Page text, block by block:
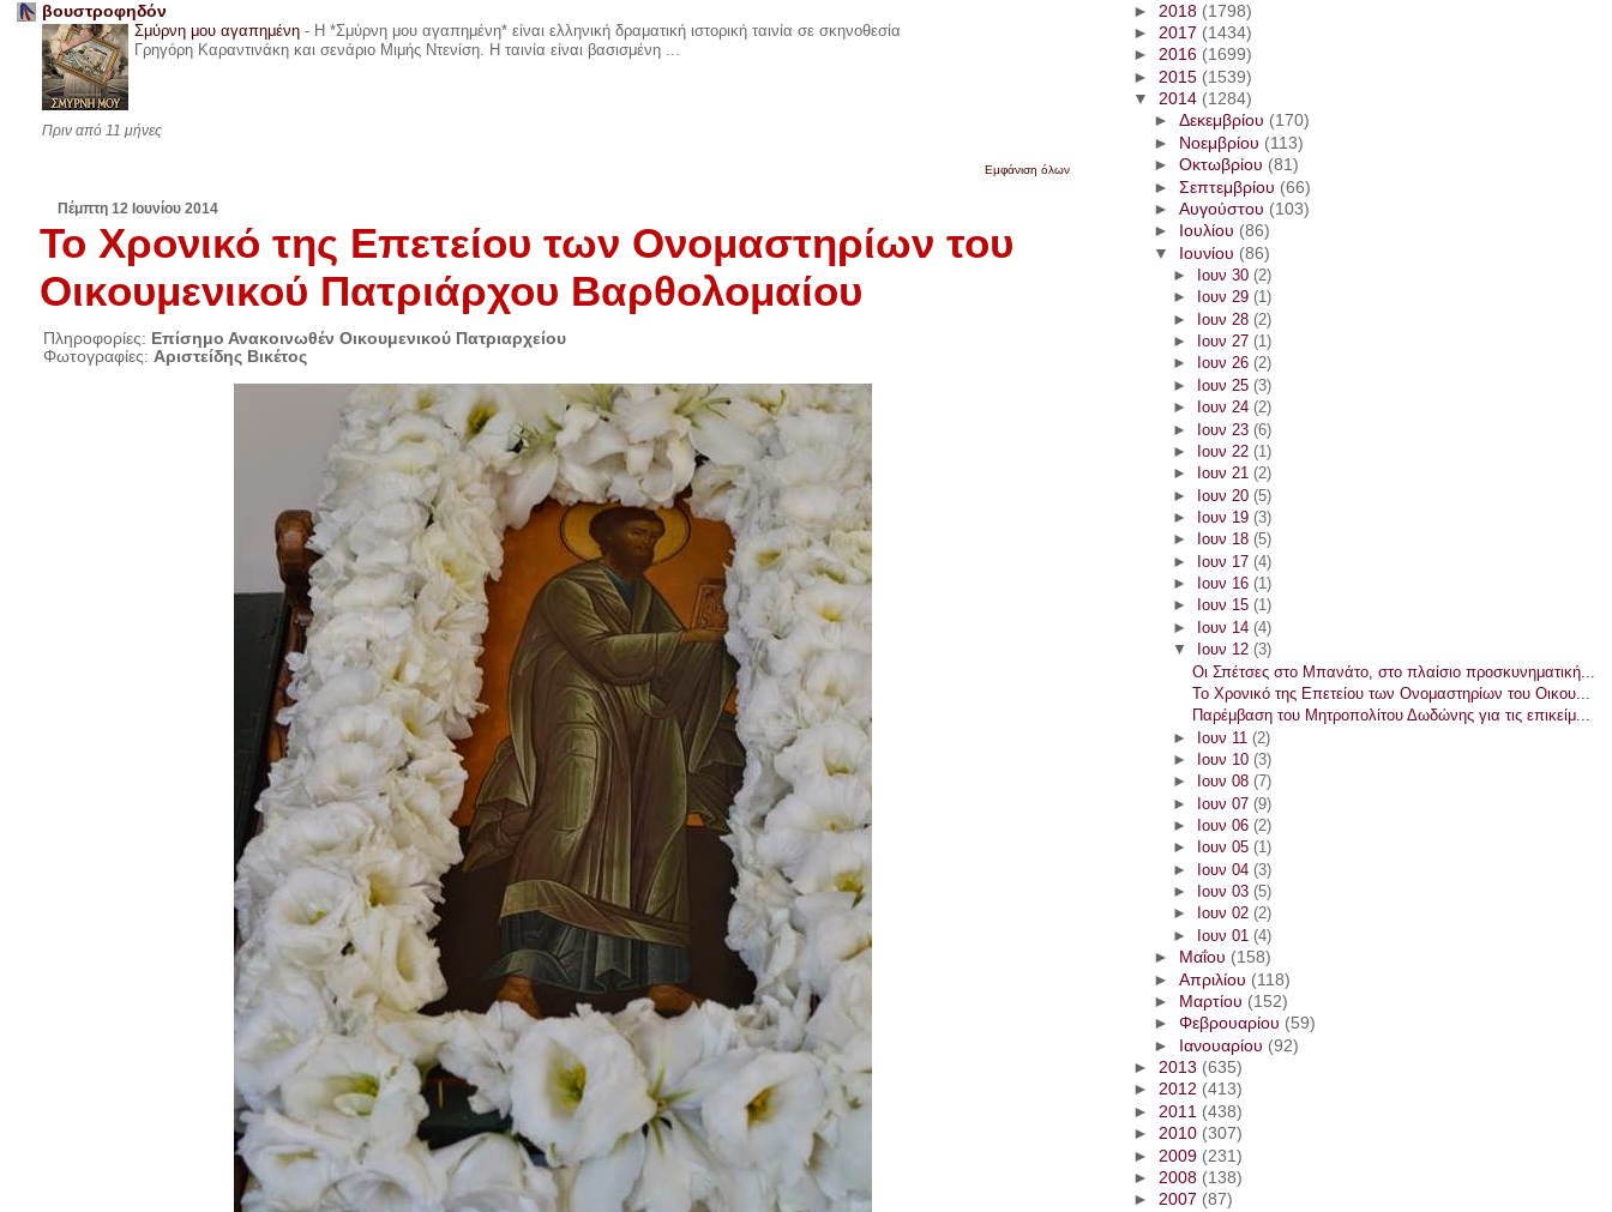
βουστροφηδόν
Σμύρνη μου αγαπημένη - Η *Σμύρνη μου αγαπημένη* είναι ελληνική δραματική ιστορική ταινία σε σκηνοθεσία
Γρηγόρη Καραντινάκη και σενάριο Μιμής Ντενίση. Η ταινία είναι βασισμένη ...
Πριν από 11 μήνες
Εμφάνιση όλων
Πέμπτη 12 Ιουνίου 2014
Το Χρονικό της Επετείου των Ονομαστηρίων του
Οικουμενικού Πατριάρχου Βαρθολομαίου
Πληροφορίες: Επίσημο Ανακοινωθέν Οικουμενικού Πατριαρχείου
Φωτογραφίες:Αριστείδης Βικέτος
► 2018 (1798)
► 2017 (1434)
►2016 (1699)
► 2015 (1539)
▼2014 (1284)
► Δεκεμβρίου (170)
►
Νοεμβρίου (113)
► Οκτωβρίου (81)
► Σεπτεμβρίου (66)
► Αυγούστου (103)
►
Ιουλίου (86)
▼ Ιουνίου (86)
►
Ιουν 30 (2)
►
Ιουν 29 (1)
►
Ιουν 28 (2)
►
Ιουν 27 (1)
►
Ιουν 26 (2)
►
Ιουν 25 (3)
►
Ιουν 24 (2)
► Ιουν 23 (6)
►
Ιουν 22 (1)
►
Ιουν 21 (2)
► Ιουν 20 (5)
►
Ιουν 19 (3)
►
Ιουν 18 (5)
► Ιουν 17 (4)
►
Ιουν 16 (1)
►
Ιουν 15 (1)
►
Ιουν 14 (4)
▼
Ιουν 12 (3)
Οι Σπέτσες στο Μπανάτο, στο πλαίσιο προσκυνηματική...
Το Χρονικό της Επετείου των Ονομαστηρίων του Οικου...
Παρέμβαση του Μητροπολίτου Δωδώνης για τις επικείμ...
► Ιουν 11 (2)
►
Ιουν 10 (3)
►
Ιουν 08 (7)
► Ιουν 07 (9)
►
Ιουν 06 (2)
►
Ιουν 05 (1)
►
Ιουν 04 (3)
►
Ιουν 03 (5)
►
Ιουν 02 (2)
►
Ιουν 01 (4)
►
Μαΐου (158)
► Απριλίου (118)
►
Μαρτίου (152)
► Φεβρουαρίου (59)
► Ιανουαρίου (92)
►2013 (635)
►2012 (413)
► 2011 (438)
►2010 (307)
► 2009 (231)
►2008 (138)
►2007 (87)